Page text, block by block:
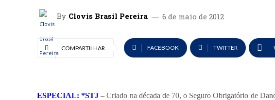
By Clovis Brasil Pereira 6 de maio de 2012
COMPARTILHAR FACEBOOK TWITTER
ESPECIAL: *STJ – Criado na década de 70, o Seguro Obrigatório de